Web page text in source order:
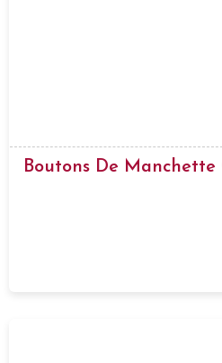
Boutons De Manchette